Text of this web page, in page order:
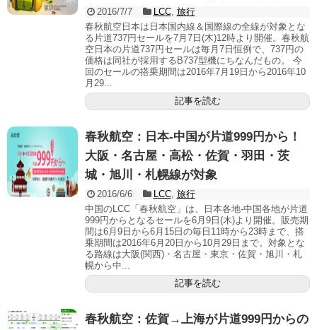
2016/7/7 LCC, 旅行
春秋航空日本は日本国内線＆国際線の全線が対象とな
る片道737円セールを7月7日(木)12時より開催。春秋航
空日本の片道737円セールは毎月7日恒例で、737円の
価格は同社が採用するB737型機にちなんだもの。 今
回のセールの搭乗期間は2016年7月19日から2016年10
月29...
記事を読む
春秋航空：日本-中国が片道999円から！
大阪・名古屋・高松・佐賀・羽田・茨
城・旭川・札幌線が対象
2016/6/6 LCC, 旅行
中国のLCC「春秋航空」は、日本各地-中国各地が片道
999円からとなるセールを6月9日(木)より開催。販売期
間は6月9日から6月15日の毎日11時から23時まで、搭
乗期間は2016年6月20日から10月29日まで。対象とな
る路線は大阪(関西)・名古屋・東京・佐賀・旭川・札
幌から中...
記事を読む
春秋航空：佐賀→上海が片道999円からの